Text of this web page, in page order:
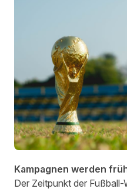
Kampagnen werden
Der Zeitpunkt der